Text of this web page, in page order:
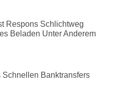
Respons Schlichtweg
Beladen Unter Anderem
Schnellen Banktransfers